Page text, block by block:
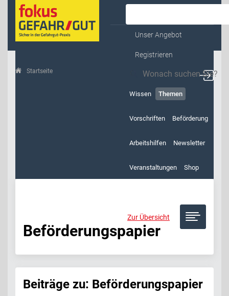
Unser Angebot
Registrieren
Wissen Themen
Vorschriften Beförderung
Arbeitshilfen Newsletter
Veranstaltungen Shop
Startseite Beförderungspapier
Zur Übersicht
Beförderungspapier
Beiträge zu: Beförderungspapier